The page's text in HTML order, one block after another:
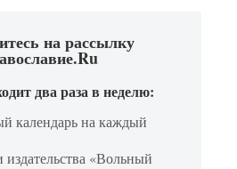
на рассылку
два раза в неделю:
календарь на каждый
«Вольный